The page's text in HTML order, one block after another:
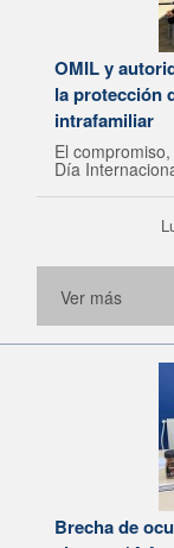
OMIL y
la protección
intrafamiliar
El
Día
Ver más
Brecha de